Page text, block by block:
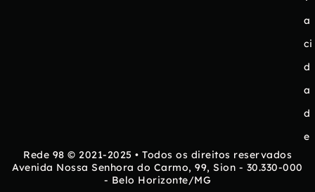
a
ci
d
a
d
e
Rede 98 © 2021-2025 • Todos os direitos reservados
Avenida Nossa Senhora do Carmo, 99, Sion - 30.330-000
- Belo Horizonte/MG